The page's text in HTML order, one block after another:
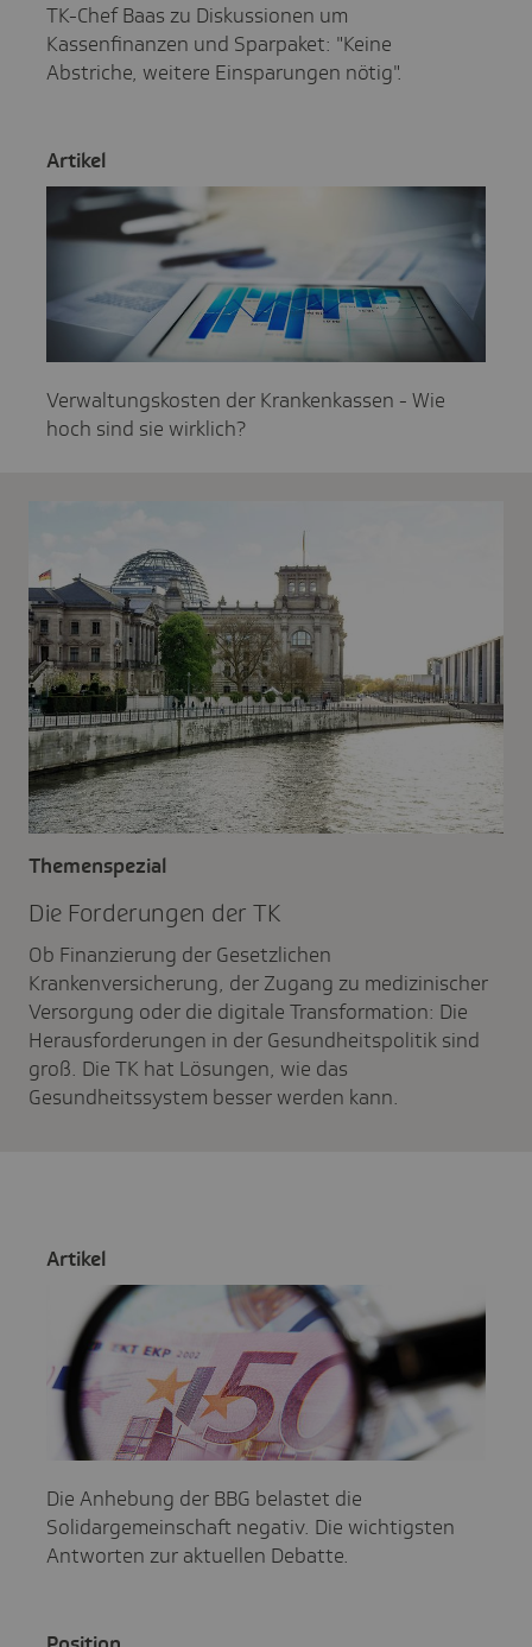
TK-Chef Baas zu Diskussionen um
Kassenfinanzen und Sparpaket: "Keine
Abstriche, weitere Einsparungen nötig".
Artikel
Verwaltungskosten der Krankenkassen - Wie
hoch sind sie wirklich?
Die Forde­rungen der TK
Themenspezial
Ob Finanzierung der Gesetzlichen
Krankenversicherung, der Zugang zu medizinischer
Versorgung oder die digitale Transformation: Die
Herausforderungen in der Gesundheitspolitik sind
groß. Die TK hat Lösungen, wie das
Gesundheitssystem besser werden kann.
Artikel
Die Anhebung der BBG belastet die
Solidargemeinschaft negativ. Die wichtigsten
Antworten zur aktuellen Debatte.